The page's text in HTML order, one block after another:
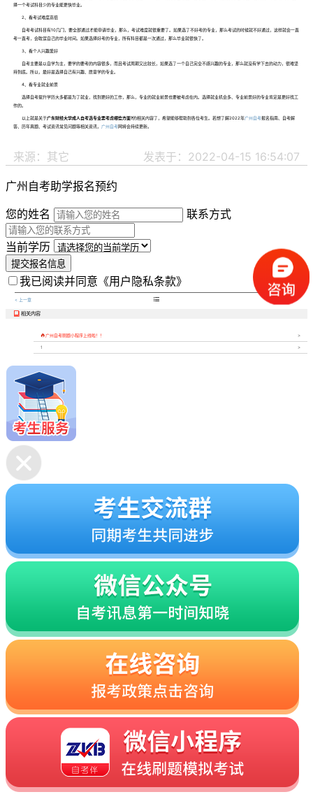
择一个考试科目少的专业能更快毕业。
2、看考试难度高低
自考考试科目有10几门，要全部通过才能申请毕业，那么，考试难度就很重要了。如果选了不好考的专业，那么考试的时候就不好通过，这样就会一直
考一直考，会耽误自己的毕业时间。如果选择好考的专业，所有科目都是一次通过，那么毕业就很快了。
3、看个人兴趣爱好
自考主要是以自学为主，要学的要考的内容很多，而且考试周期又比较长，如果选了一个自己完全不感兴趣的专业，那么就没有学下去的动力，很难坚
持到底。所以，最好是选择自己有兴趣、愿意学的专业。
4、看专业就业前景
选择自考提升学历大多都是为了就业，找到更好的工作，那么，专业的就业前景也要被考虑在内。选择就业机会多、专业前景好的专业肯定是更好找工
作的。
以上就是关于广东财经大学成人自考选专业要考虑哪些方面?的相关内容了，希望能够帮助到各位考生。若想了解2022年广州自考报名指南、自考解
答、历年真题、考试资讯常见问题等相关资讯， 广州自考网将会持续更新。
来源：其它 发表于：2022-04-15 16:54:07
广州自考助学报名预约
您的姓名
联系方式
当前学历
提交报名信息
我已阅读并同意 《用户隐私条款》
< 上一章  下一章 >
 相关内容
广州自考刷题小程序上线啦！！
1